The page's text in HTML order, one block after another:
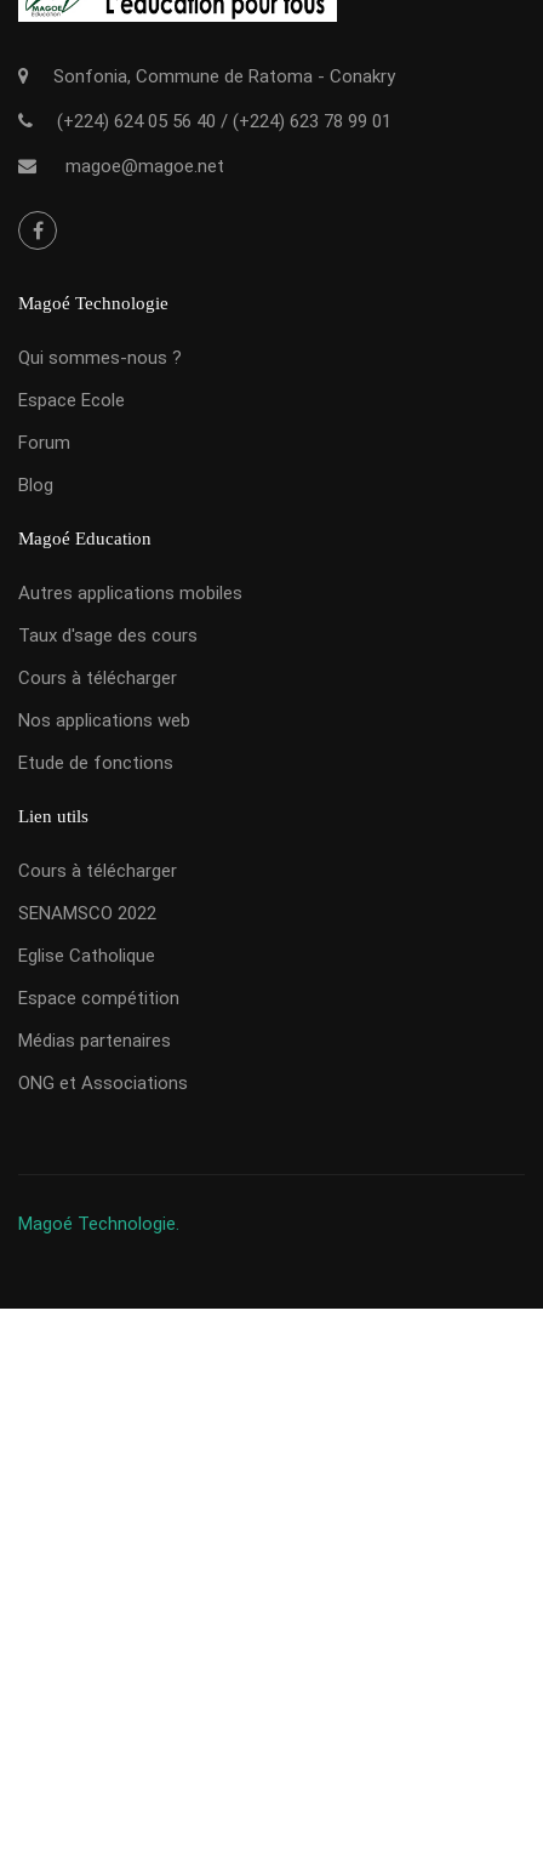
Sonfonia, Commune de Ratoma - Conakry
(+224) 624 05 56 40 / (+224) 623 78 99 01
magoe@magoe.net
Magoé Technologie
Qui sommes-nous ?
Espace Ecole
Forum
Blog
Magoé Education
Autres applications mobiles
Taux d'sage des cours
Cours à télécharger
Nos applications web
Etude de fonctions
Lien utils
Cours à télécharger
SENAMSCO 2022
Eglise Catholique
Espace compétition
Médias partenaires
ONG et Associations
Magoé Technologie.